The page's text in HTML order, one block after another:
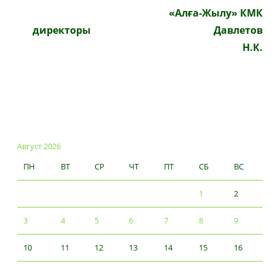
«Алға-Жылу» КМК
директоры Давлетов
Н.К.
Август 2026
ПН
ВТ СР ЧТ ПТ СБ ВС
1 2
3 4 5 6 7 8 9
10 11 12 13 14 15 16